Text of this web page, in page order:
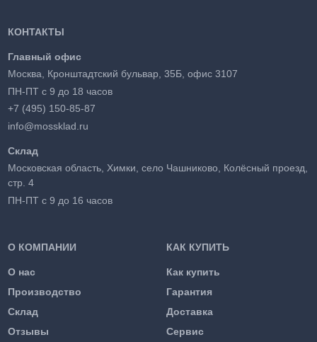
О КОМПАНИИ
О нас
Производство
Склад
Отзывы
КАК КУПИТЬ
Как купить
Гарантия
Доставка
Сервис
КОНТАКТЫ
Главный офис
Москва, Кронштадтский бульвар, 35Б, офис 3107
ПН-ПТ с 9 до 18 часов
+7 (495) 150-85-87
info@mossklad.ru
Склад
Московская область, Химки, село Чашниково, Колёсный проезд,
стр. 4
ПН-ПТ с 9 до 16 часов